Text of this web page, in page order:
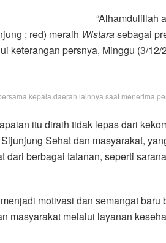
“Alhamdulillah
; red) meraih Wistarasebagai
keterangan persnya, Minggu (3/12/
kepala daerah lainnya saat menerima
itu diraih tidak lepas dari
Sehat dan masyarakat,
dari berbagai tatanan, seperti
motivasi dan semangat
masyarakat melalui layanan